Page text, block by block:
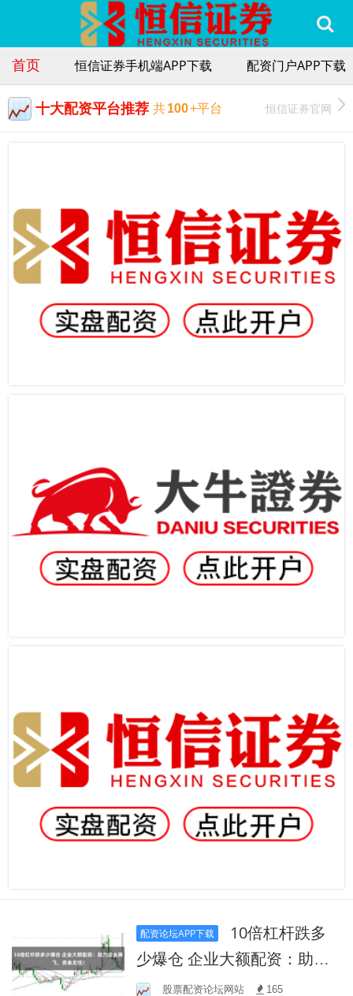
首页 恒信证券手机端APP下载 配资门户APP下载
十大配资平台推荐 共100+平台 恒信证券官网
配资论坛APP下载
少爆仓 企业大额配资：助力
企业腾飞，资金无忧！
股票配资论坛网站 165